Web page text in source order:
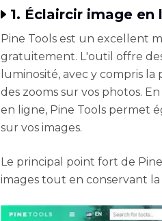
1. Éclaircir image en
Pine Tools est un excellent
gratuitement. L'outil offre
luminosité, avec y compris
des zooms sur vos photos.
en ligne, Pine Tools permet
sur vos images.
Le principal point fort de
images tout en conservant